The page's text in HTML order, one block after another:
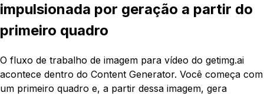
impulsionada por geração a partir do
primeiro quadro
O fluxo de trabalho de imagem para vídeo do getimg.ai
acontece dentro do Content Generator. Você começa com
um primeiro quadro e, a partir dessa imagem, gera